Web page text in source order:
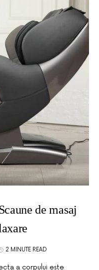
de masaj
2 MINUTE READ
a corpului este